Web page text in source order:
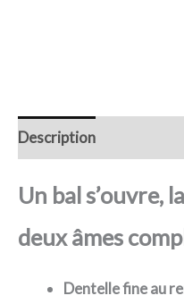
Description
Un bal s’ouvre,
deux âmes
Dentelle fine au